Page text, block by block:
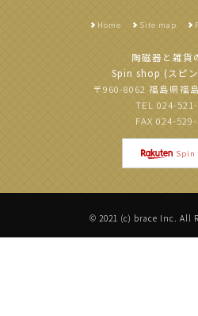
Home Site map
陶磁器と雑貨
Spin shop (スピ
〒960-8062 福島県福
TEL 024-
FAX 024-
Spin
© 2021 (c) brace Inc. All